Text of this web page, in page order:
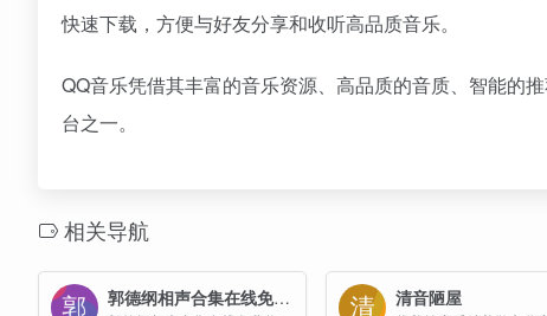
快速下载，方便与好友分享和收听高品质音乐。
QQ音乐凭借其丰富的音乐资源、高品质的音质、智能的
台之一。
相关导航
郭德纲相声合集在线免费收听 清音陋屋